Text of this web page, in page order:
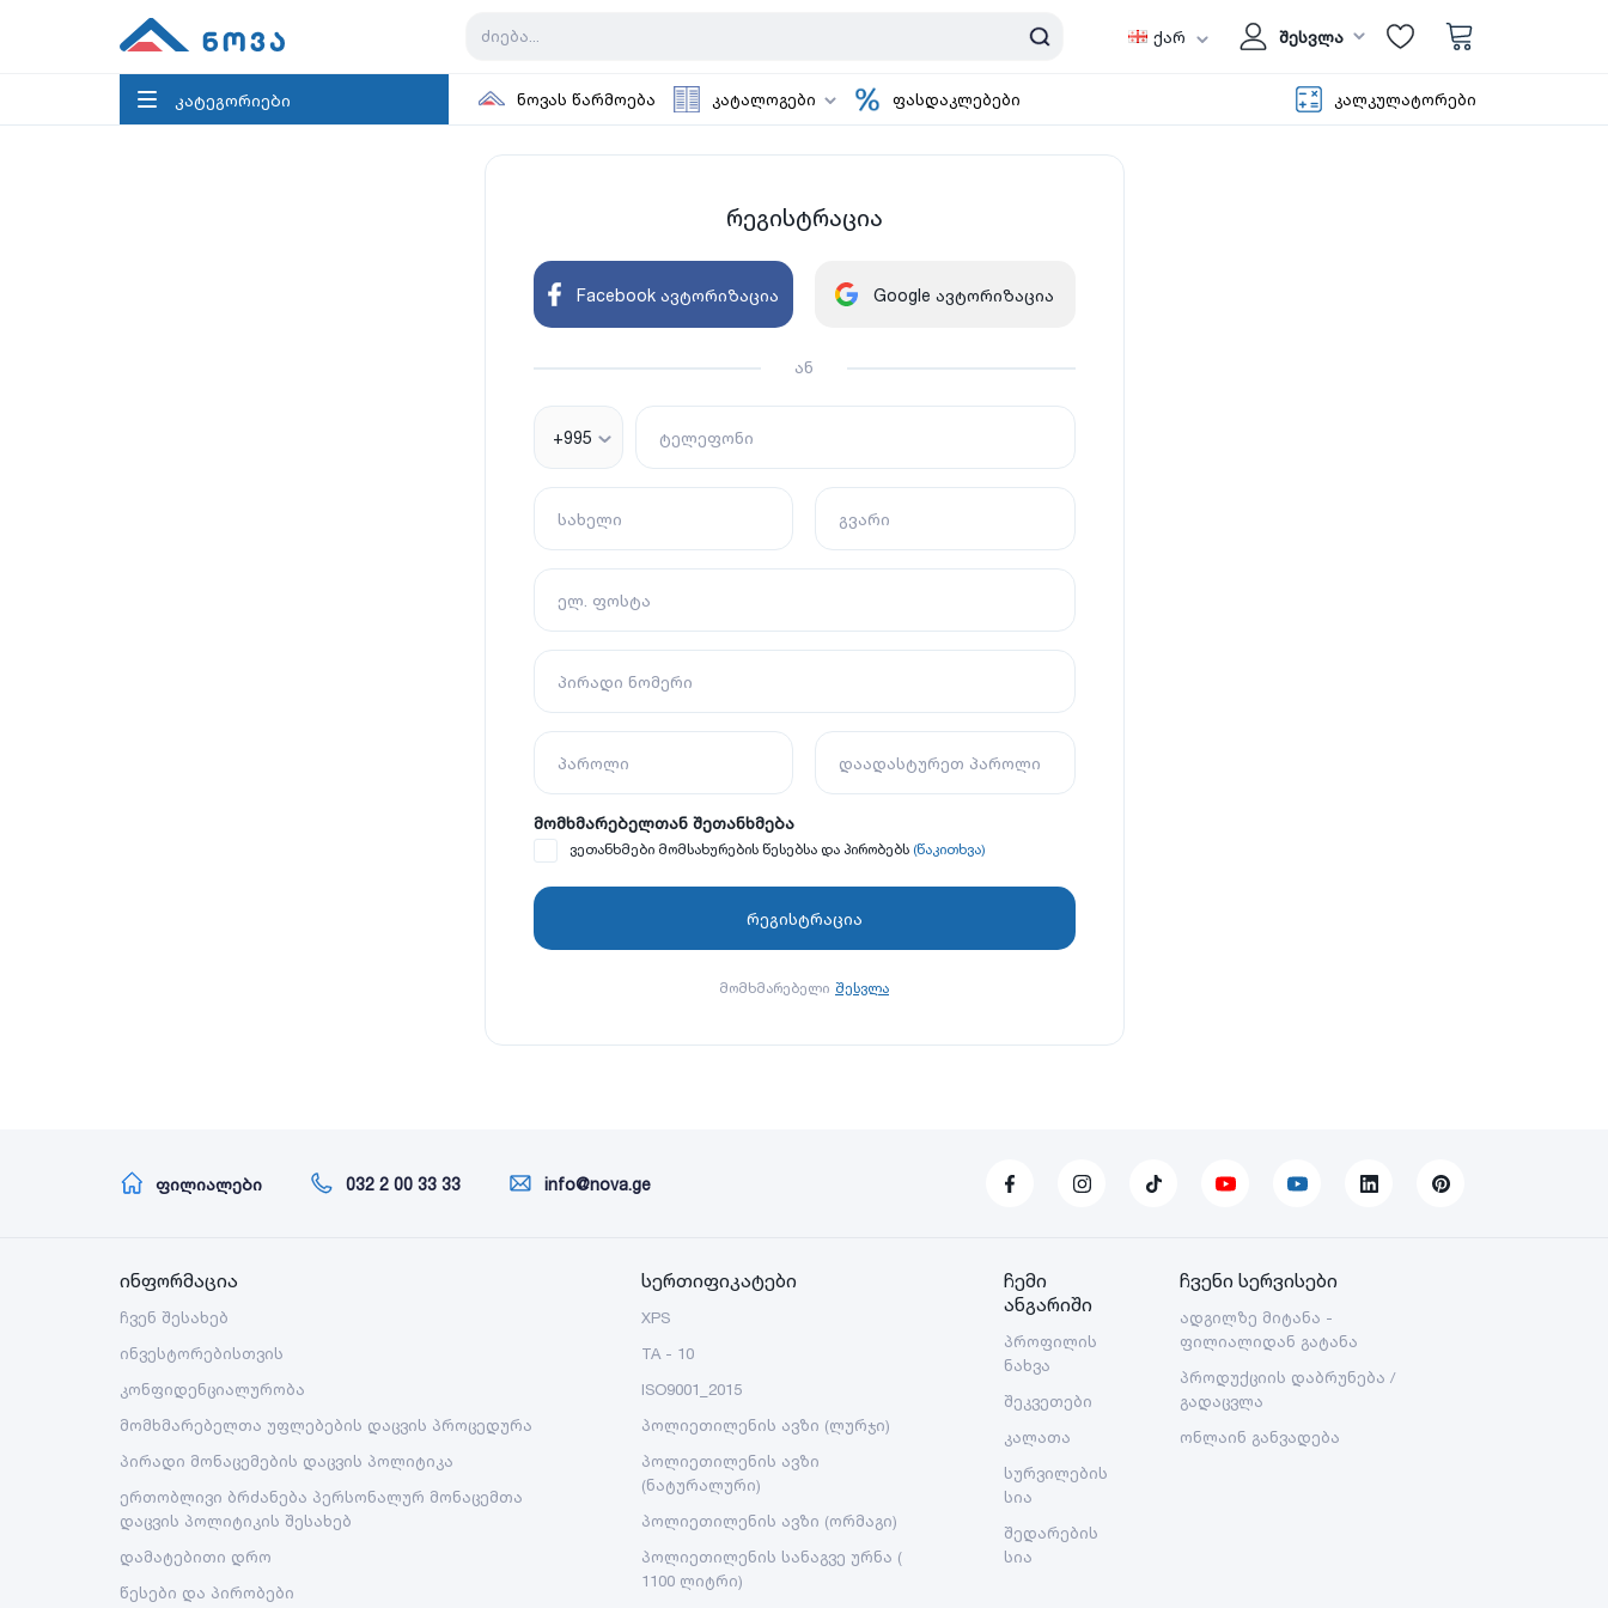
ქარ შესვლა
კატეგორიები ნოვას წარმოება კატალოგები ფასდაკლებები კალკულატორები
რეგისტრაცია
Facebook ავტორიზაცია Google ავტორიზაცია
ან
+995 ტელეფონი
სახელი გვარი
ელ. ფოსტა
პირადი ნომერი
პაროლი დაადასტურეთ პაროლი
მომხმარებელთან შეთანხმება
ვეთანხმები მომსახურების წესებსა და პირობებს (წაკითხვა)
მომხმარებელი შესვლა
ფილიალები 032 2 00 33 33 info@nova.ge
ინფორმაცია
ჩვენ შესახებ
ინვესტორებისთვის
კონფიდენციალურობა
მომხმარებელთა უფლებების დაცვის პროცედურა
პირადი მონაცემების დაცვის პოლიტიკა
ერთობლივი ბრძანება პერსონალურ მონაცემთა
დაცვის პოლიტიკის შესახებ
დამატებითი დრო
წესები და პირობები
სერთიფიკატები
XPS
TA - 10
ISO9001_2015
პოლიეთილენის ავზი (ლურჯი)
პოლიეთილენის ავზი
(ნატურალური)
პოლიეთილენის ავზი (ორმაგი)
პოლიეთილენის სანაგვე ურნა (
1100 ლიტრი)
ჩემი
ანგარიში
პროფილის
ნახვა
შეკვეთები
კალათა
სურვილების
სია
შედარების
სია
ჩვენი სერვისები
ადგილზე მიტანა -
ფილიალიდან გატანა
პროდუქციის დაბრუნება /
გადაცვლა
ონლაინ განვადება